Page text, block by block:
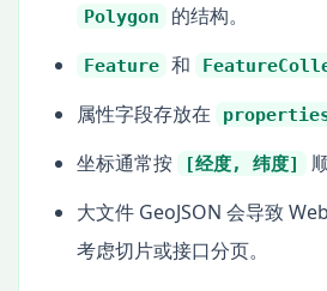
Polygon 的结构。
Feature 和
属性字段存放在
坐标通常按
[经度, 纬度]
大文件 GeoJSON 会导致
考虑切片或接口分页。